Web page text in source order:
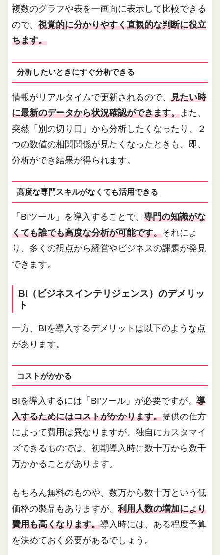
複数のグラフや表を一画面に表示して比較できる
ので、視覚的に分かりやすく直観的な判断に役立
ちます。
分析したいときにすぐ分析できる
情報がリアルタイムで更新されるので、見たい時
に最新のデータから状況確認ができます。また、
突然「別の切り口」から分析したくなったり、２
つの数値の相関関係が見たくなったときも、即、
分析ができ結果が得られます。
高度な専門スキルがなくても活用できる
「BIツール」を導入することで、専門の知識がな
くても誰でも高度な分析が可能です。それによ
り、多くの視点から経営やビジネスの課題が発見
できます。
BI（ビジネスインテリジェンス）のデメリッ
ト
一方、BIを導入するデメリットは以下のような点
があります。
コストがかかる
BIを導入するには「BIツール」が必要ですが、導
入するためにはコストがかかります。提供の仕方
によって費用は異なりますが、独自にカスタマイ
ズできるものでは、初期導入時に数十万から数千
万かかることがあります。
もちろん無料のものや、数万から数十万という低
価格の製品もありますが、利用人数の増加により
費用も高くなります。導入時には、ある程度予算
を決めておく必要があるでしょう。